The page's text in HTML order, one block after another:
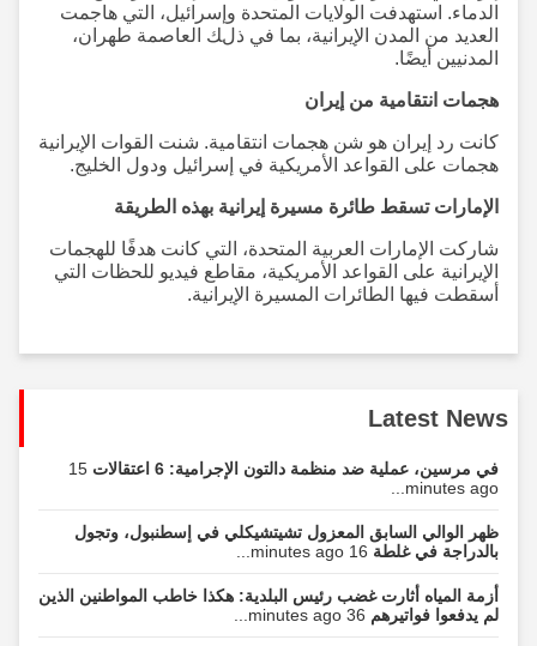
الدماء. استهدفت الولايات المتحدة وإسرائيل، التي هاجمت
العديد من المدن الإيرانية، بما في ذلك العاصمة طهران،
المدنيين أيضًا.
هجمات انتقامية من إيران
كانت رد إيران هو شن هجمات انتقامية. شنت القوات الإيرانية
هجمات على القواعد الأمريكية في إسرائيل ودول الخليج.
الإمارات تسقط طائرة مسيرة إيرانية بهذه الطريقة
شاركت الإمارات العربية المتحدة، التي كانت هدفًا للهجمات
الإيرانية على القواعد الأمريكية، مقاطع فيديو للحظات التي
أسقطت فيها الطائرات المسيرة الإيرانية.
Latest News
في مرسين، عملية ضد منظمة دالتون الإجرامية: 6 اعتقالات
15
minutes ago...
ظهر الوالي السابق المعزول تشيتشيكلي في إسطنبول، وتجول
بالدراجة في غلطة16 minutes ago...
أزمة المياه أثارت غضب رئيس البلدية: هكذا خاطب المواطنين الذين
لم يدفعوا فواتيرهم36 minutes ago...